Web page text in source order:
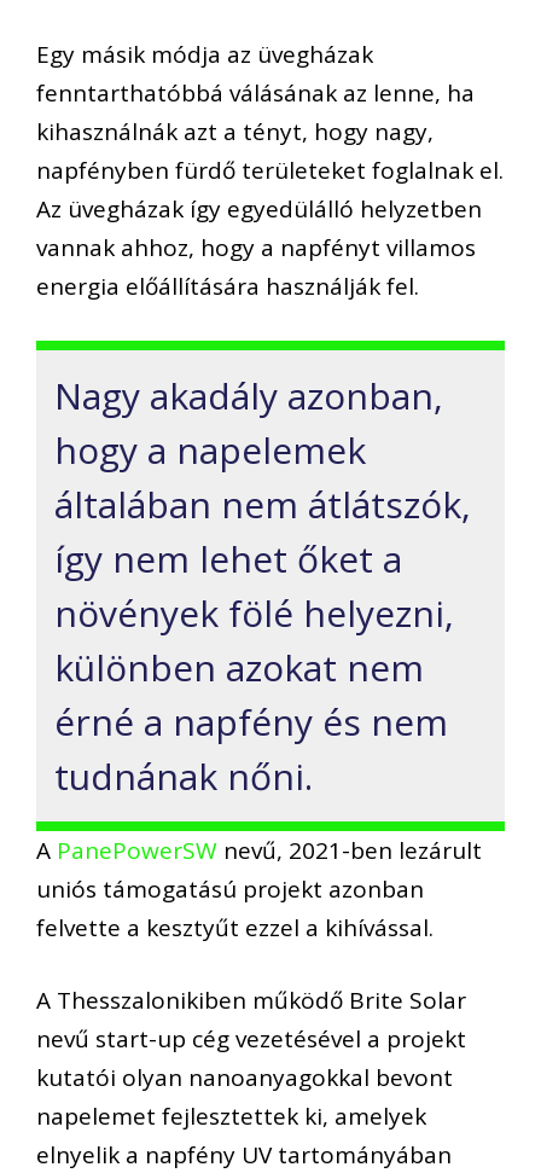
Egy másik módja az üvegházak
fenntarthatóbbá válásának az lenne, ha
kihasználnák azt a tényt, hogy nagy,
napfényben fürdő területeket foglalnak el.
Az üvegházak így egyedülálló helyzetben
vannak ahhoz, hogy a napfényt villamos
energia előállítására használják fel.
Nagy akadály azonban,
hogy a napelemek
általában nem átlátszók,
így nem lehet őket a
növények fölé helyezni,
különben azokat nem
érné a napfény és nem
tudnának nőni.
A PanePowerSW nevű, 2021-ben lezárult
uniós támogatású projekt azonban
felvette a kesztyűt ezzel a kihívással.
A Thesszalonikiben működő Brite Solar
nevű start-up cég vezetésével a projekt
kutatói olyan nanoanyagokkal bevont
napelemet fejlesztettek ki, amelyek
elnyelik a napfény UV tartományában